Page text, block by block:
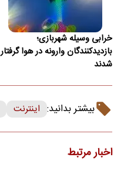
خرابی وسیله شهربازی؛
بازدیدکنندگان وارونه در هوا گرفتار
شدند
بیشتر بدانید: اینترنت
اخبار مرتبط